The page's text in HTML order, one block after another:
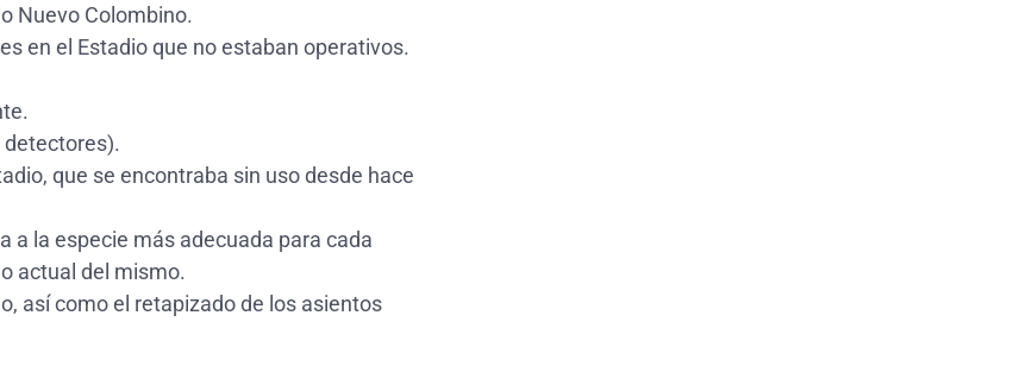
Nuevo Colombino.
en el Estadio que no estaban operativos.
detectores).
que se encontraba sin uso desde hace
a la especie más adecuada para cada
actual del mismo.
así como el retapizado de los asientos